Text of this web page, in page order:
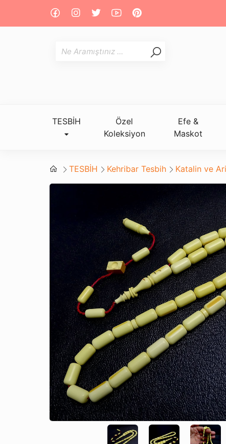
TESBİH
Özel
Koleksiyon
Efe &
Maskot
TESBİH Kehribar Tesbih Katalin ve